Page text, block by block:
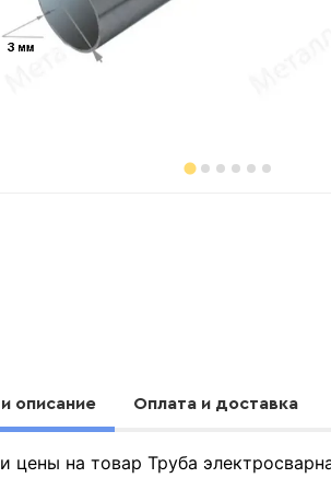
описание Оплата и доставка
цены на товар Труба